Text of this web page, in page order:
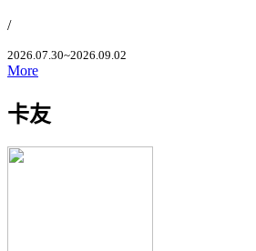
/
2026.07.30~2026.09.02
More
卡友